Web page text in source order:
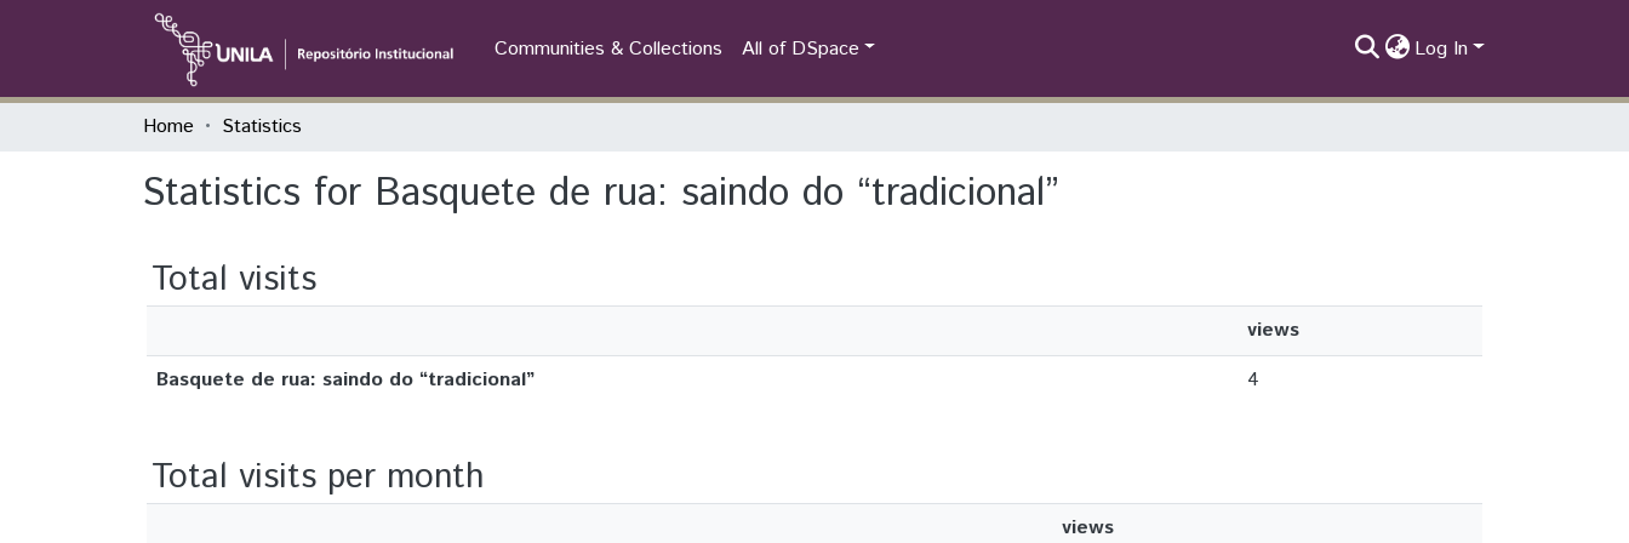
Communities & Collections All of DSpace Log In
Home Statistics
Statistics for Basquete de rua: saindo do “tradicional”
Total visits
views
Basquete de rua: saindo do “tradicional”
4
Total visits per month
views